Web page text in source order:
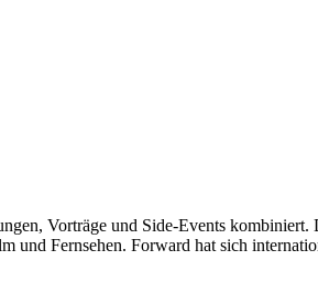
Vorträge und Side-Events kombiniert.
Fernsehen. Forward hat sich